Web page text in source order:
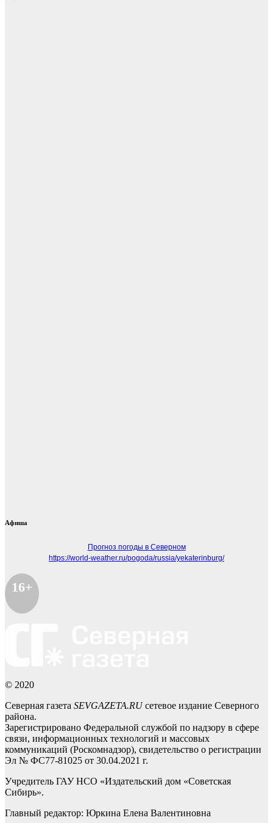
Афиша
Прогноз погоды в Северном
https://world-weather.ru/pogoda/russia/yekaterinburg/
16+
© 2020
Северная газета SEVGAZETA.RUсетевое издание Северного
района.
Зарегистрировано Федеральной службой по надзору в сфере
связи, информационных технологий и массовых
коммуникаций (Роскомнадзор), свидетельство о регистрации
Эл № ФС77-81025 от 30.04.2021 г.
Учредитель ГАУ НСО «Издательский дом «Советская
Сибирь».
Главный редактор: Юркина Елена Валентиновна